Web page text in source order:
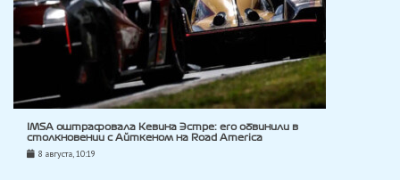
IMSA оштрафовала Кевина Эстре: его обвинили в
столкновении с Айткеном на Road America
8 августа, 10:19